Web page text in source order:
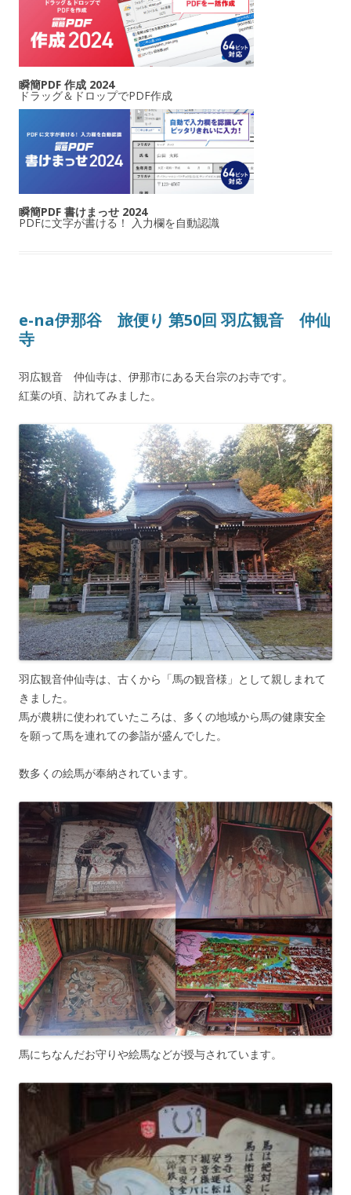
瞬簡PDF 作成 2024
ドラッグ＆ドロップでPDF作成
瞬簡PDF 書けまっせ 2024
PDFに文字が書ける！ 入力欄を自動認識
e-na伊那谷 旅便り 第50回 羽広観音 仲仙
寺
羽広観音 仲仙寺は、伊那市にある天台宗のお寺です。
紅葉の頃、訪れてみました。
羽広観音仲仙寺は、古くから「馬の観音様」として親しまれて
きました。
馬が農耕に使われていたころは、多くの地域から馬の健康安全
を願って馬を連れての参詣が盛んでした。
数多くの絵馬が奉納されています。
馬にちなんだお守りや絵馬などが授与されています。